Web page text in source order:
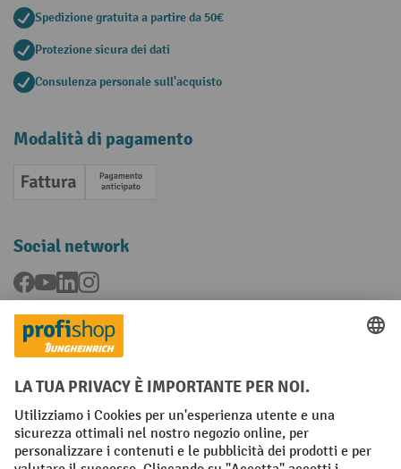
Spedizione gratuita a partire da 50€
Protezione sicura dei dati
Consulenza personale sull'acquisto
Modalità di pagamento
Fattura Pagamento anticipato
Social network
Facebook
YouTubeLinkedInInstagram
Condizioni Generali di Vendita
Dichiarazione di protezione dei dati Impronta
Impostazioni sulla privacy